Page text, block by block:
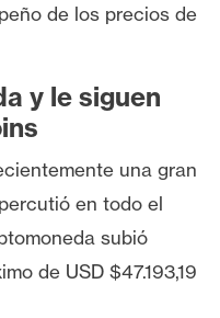
de los precios de
y le siguen
una gran
en todo el
subió
de USD $47.193,19